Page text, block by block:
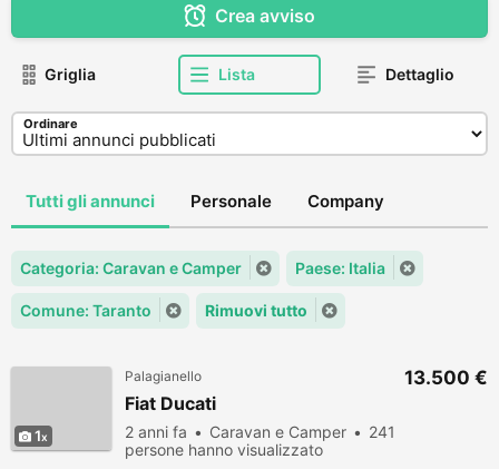
Crea avviso
Griglia Lista Dettaglio
Ordinare
Tutti gli annunci Personale Company
Categoria: Caravan e Camper Paese: Italia
Comune: Taranto Rimuovi tutto
1
Palagianello
Fiat Ducati
2 anni fa Caravan e Camper
241
persone hanno visualizzato
13.500 €